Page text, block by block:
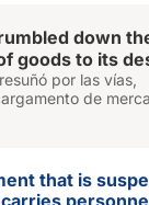
down
goods to its
por las vías,
de
that is